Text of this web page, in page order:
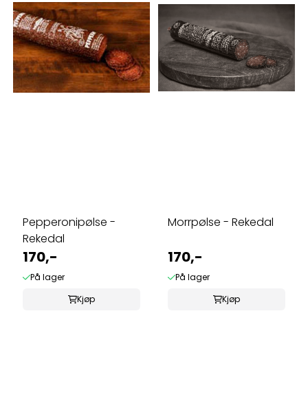
Pepperonipølse -
Rekedal
170,-
På lager
Kjøp
Morrpølse - Rekedal
170,-
På lager
Kjøp